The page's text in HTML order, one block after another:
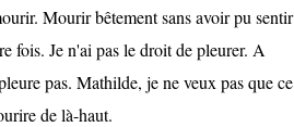
Mourir bêtement sans avoir pu sentir
fois. Je n'ai pas le droit de pleurer. A
pas. Mathilde, je ne veux pas que ce
de là-haut.